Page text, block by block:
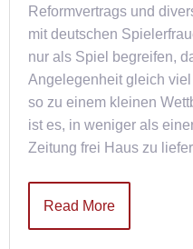
Reformvertrags und
mit deutschen
nur als Spiel begreifen,
Angelegenheit gleich
so zu einem kleinen
ist es, in weniger als
Zeitung frei Haus zu
Read More